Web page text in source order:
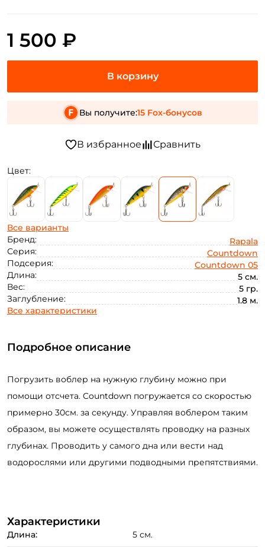
Цвет:
Все варианты
Бренд:
Rapala
Серия:
Countdown
Подсерия:
Countdown 05
Длина:
5 см.
Вес:
5 гр.
Заглубление:
1.8 м.
Все характеристики
1 500 ₽
Вы получите:15 Fox-бонусов
Подробное описание
Погрузить воблер на нужную глубину можно при
помощи отсчета. Countdown погружается со скоростью
примерно 30см. за секунду. Управляя воблером таким
образом, вы можете осуществлять проводку на разных
глубинах. Проводить у самого дна или вести над
водорослями или другими подводными препятствиями.
Характеристики
Длина: 5 см.